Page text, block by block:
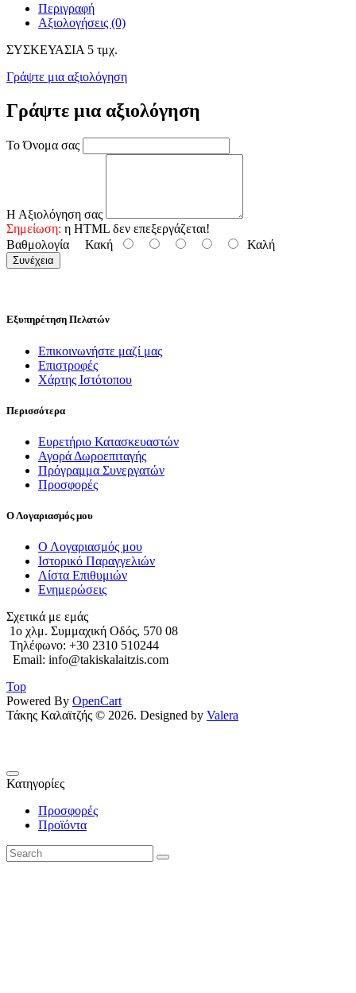
Περιγραφή
Αξιολογήσεις (0)
ΣΥΣΚΕΥΑΣΙΑ 5 τμχ.
Γράψτε μια αξιολόγηση
Γράψτε μια αξιολόγηση
Το Όνομα σας
Η Αξιολόγηση σας
Σημείωση: η HTML δεν επεξεργάζεται!
Βαθμολογία Κακή Καλή
Συνέχεια
Εξυπηρέτηση Πελατών
Επικοινωνήστε μαζί μας
Επιστροφές
Χάρτης Ιστότοπου
Περισσότερα
Ευρετήριο Κατασκευαστών
Αγορά Δωροεπιταγής
Πρόγραμμα Συνεργατών
Προσφορές
Ο Λογαριασμός μου
Ο Λογαριασμός μου
Ιστορικό Παραγγελιών
Λίστα Επιθυμιών
Ενημερώσεις
Σχετικά με εμάς
1o χλμ. Συμμαχική Οδός, 570 08
Τηλέφωνο: +30 2310 510244
Email: info@takiskalaitzis.com
Top
Powered By OpenCart
Τάκης Καλαϊτζής © 2026. Designed by Valera
Κατηγορίες
Προσφορές
Προϊόντα